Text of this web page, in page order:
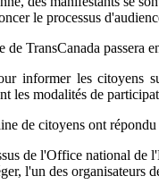
le processus
de TransCanada passera
informer les citoyens
les modalités de
de citoyens ont
de l'Office national
l'un des organisateurs